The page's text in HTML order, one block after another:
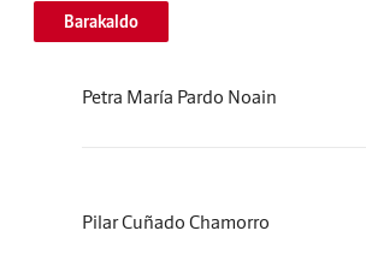
Barakaldo
Petra María Pardo Noain
Pilar Cuñado Chamorro